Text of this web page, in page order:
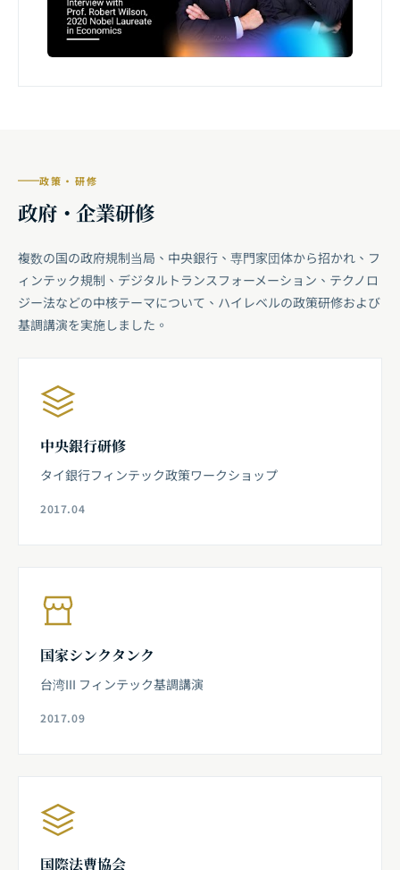
政策・研修
政府・企業研修
複数の国の政府規制当局、中央銀行、専門家団体から招かれ、フ
ィンテック規制、デジタルトランスフォーメーション、テクノロ
ジー法などの中核テーマについて、ハイレベルの政策研修および
基調講演を実施しました。
中央銀行研修
タイ銀行フィンテック政策ワークショップ
2017.04
国家シンクタンク
台湾III フィンテック基調講演
2017.09
国際法曹協会